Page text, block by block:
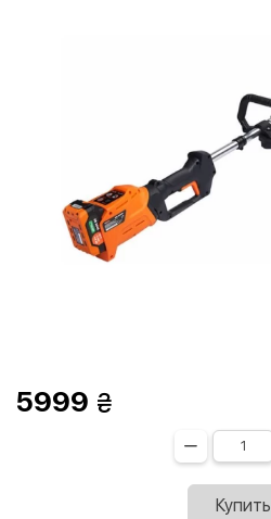
5999
Купить